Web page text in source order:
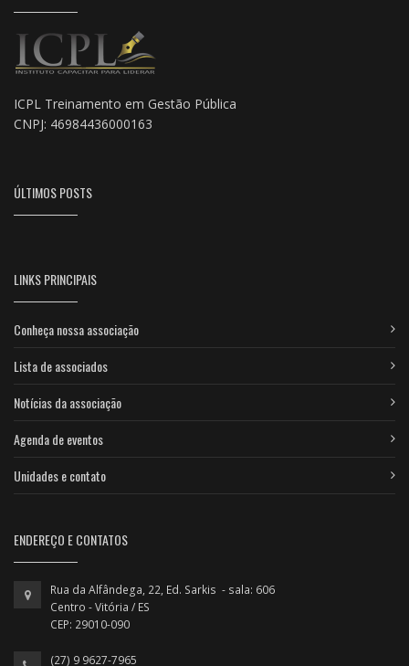
ICPL Treinamento em Gestão Pública
CNPJ: 46984436000163
ÚLTIMOS POSTS
LINKS PRINCIPAIS
Conheça nossa associação
Lista de associados
Notícias da associação
Agenda de eventos
Unidades e contato
ENDEREÇO E CONTATOS
Rua da Alfândega, 22, Ed. Sarkis - sala: 606
Centro - Vitória / ES
CEP: 29010-090
(27) 9 9627-7965